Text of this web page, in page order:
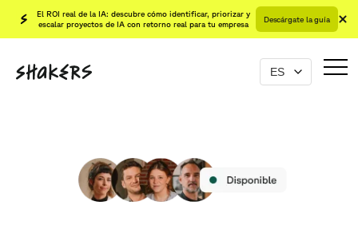
El ROI real de la IA: descubre cómo identificar, priorizar y
escalar proyectos de IA con retorno real para tu empresa
Descárgate la guía